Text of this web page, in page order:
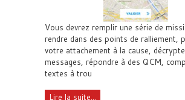
Vous devrez remplir une série de
rendre dans des points de ralliement,
votre attachement à la cause,
messages, répondre à des QCM,
textes à trou
Lire la suite...